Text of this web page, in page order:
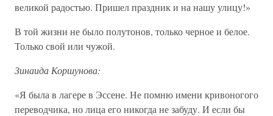
великой радостью. Пришел праздник и на нашу улицу!»
В той жизни не было полутонов, только черное и белое.
Только свой или чужой.
Зинаида Коршунова:
«Я была в лагере в Эссене. Не помню имени кривоногого
переводчика, но лица его никогда не забуду. И если бы